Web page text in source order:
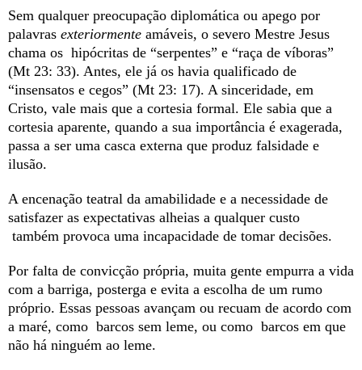
Sem qualquer preocupação diplomática ou apego por
palavras exteriormente amáveis, o severo Mestre Jesus
chama os hipócritas de “serpentes” e “raça de víboras”
(Mt 23: 33). Antes, ele já os havia qualificado de
“insensatos e cegos” (Mt 23: 17). A sinceridade, em
Cristo, vale mais que a cortesia formal. Ele sabia que a
cortesia aparente, quando a sua importância é exagerada,
passa a ser uma casca externa que produz falsidade e
ilusão.
A encenação teatral da amabilidade e a necessidade de
satisfazer as expectativas alheias a qualquer custo
também provoca uma incapacidade de tomar decisões.
Por falta de convicção própria, muita gente empurra a vida
com a barriga, posterga e evita a escolha de um rumo
próprio. Essas pessoas avançam ou recuam de acordo com
a maré, como barcos sem leme, ou como barcos em que
não há ninguém ao leme.